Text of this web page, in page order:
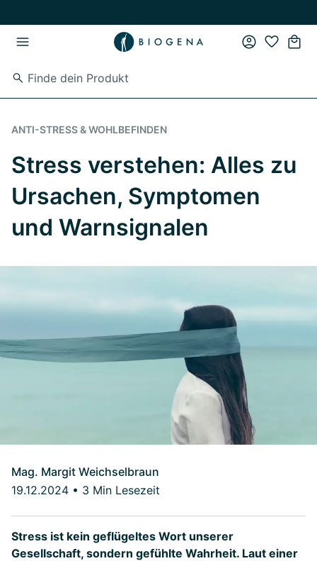
ANTI-STRESS & WOHLBEFINDEN
Stress verstehen: Alles zu
Ursachen, Symptomen
und Warnsignalen
Mag. Margit Weichselbraun
19.12.2024 • 3 Min Lesezeit
Stress ist kein geflügeltes Wort unserer
Gesellschaft, sondern gefühlte Wahrheit. Laut einer